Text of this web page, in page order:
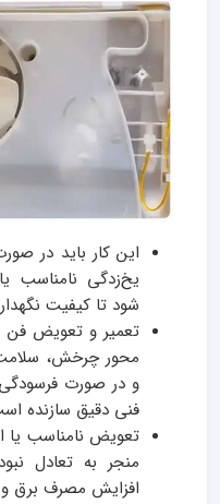
این کار باید در
یخ‌زدگی نامناسب
شود تا کیفیت
تعمیر و تعویض
محور چرخش، سلامت
و در صورت
فنی دقیق سازنده
تعویض نامناسب یا
منجر به تعادل
افزایش مصرف برق